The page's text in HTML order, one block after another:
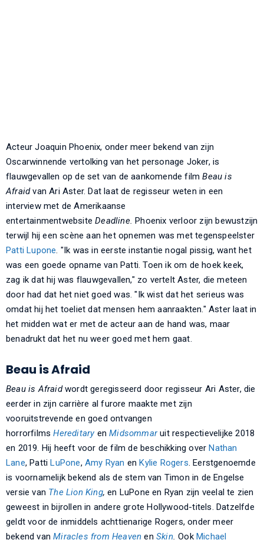
Acteur Joaquin Phoenix, onder meer bekend van zijn
Oscarwinnende vertolking van het personage Joker, is
flauwgevallen op de set van de aankomende filmBeau is
Afraidvan Ari Aster. Dat laat de regisseur weten in een
interview met de Amerikaanse
entertainmentwebsiteDeadline.Phoenix verloor zijn bewustzijn
terwijl hij een scène aan het opnemen was met tegenspeelster
Patti Lupone. "Ik was in eerste instantie nogal pissig, want het
was een goede opname van Patti. Toen ik om de hoek keek,
zag ik dat hij was flauwgevallen," zo vertelt Aster, die meteen
door had dat het niet goed was. "Ik wist dat het serieus was
omdat hij het toeliet dat mensen hem aanraakten." Aster laat in
het midden wat er met de acteur aan de hand was, maar
benadrukt dat het nu weer goed met hem gaat.
Beau is Afraid
Beau is Afraidwordt geregisseerd door regisseur Ari Aster, die
eerder in zijn carrière al furore maakte met zijn
vooruitstrevende en goed ontvangen
horrorfilmsHereditaryenMidsommar uit respectievelijke 2018
en 2019. Hij heeft voor de film de beschikking overNathan
Lane, PattiLuPone,Amy Ryan en Kylie Rogers. Eerstgenoemde
is voornamelijk bekend als de stem van Timon in de Engelse
versie van The Lion King,en LuPone en Ryan zijn veelal te zien
geweest in bijrollen in andere grote Hollywood-titels. Datzelfde
geldt voor de inmiddels achttienarige Rogers, onder meer
bekend vanMiracles from Heaven enSkin.OokMichael